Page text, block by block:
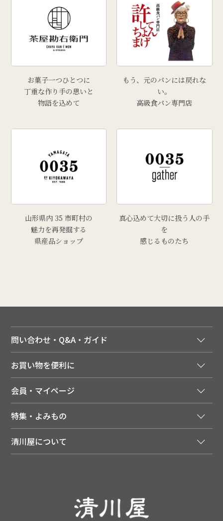
お菓子一つひとつに
丁重な作り手の思いと
物語を込めて
もう、元のパンには戻れな
い。
高級食パン専門店
山形県内 35 市町村の
魅力を再発掘する
県産品ショップ
真心込めて大切に扱う人の手
を
感じるものたち
問い合わせ・Q&A・ガイド
ご利用ガイド
領収書について
送料について
配達日について
返品について
よくあるご質問（FAQ）
あんしんの品質保証について（産直品）
お買い物を便利に
季節のカタログを無料でお届け
店舗・ECポイント共通アプリ
LINEお友だち登録
会員・マイページ
会員特典について
注文履歴
特集・よみもの
メディア掲載商品
清川屋のレビューを見る
清川屋について